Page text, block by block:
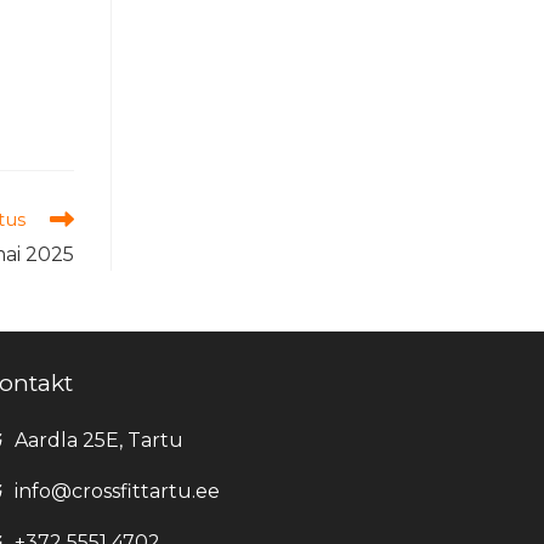
2025
Aardla 25E, Tartu
info@crossfittartu.ee